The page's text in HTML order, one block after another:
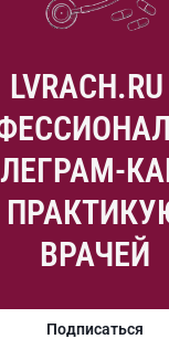
ВРАЧЕЙ
Подписаться